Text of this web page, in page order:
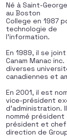
Né à Saint-
au Boston
College en 1987
technologie de
l’information.
En 1989, il se
Canam Manac
diverses
canadiennes et
En 2001, il est
vice-président
d’administration.
nommé
président et chef
direction de